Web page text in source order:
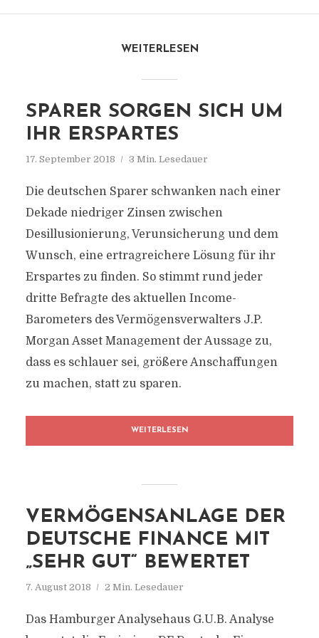
WEITERLESEN
SPARER SORGEN SICH UM
IHR ERSPARTES
17. September 2018 3 Min. Lesedauer
Die deutschen Sparer schwanken nach einer
Dekade niedriger Zinsen zwischen
Desillusionierung, Verunsicherung und dem
Wunsch, eine ertragreichere Lösung für ihr
Erspartes zu finden. So stimmt rund jeder
dritte Befragte des aktuellen Income-
Barometers des Vermögensverwalters J.P.
Morgan Asset Management der Aussage zu,
dass es schlauer sei, größere Anschaffungen
zu machen, statt zu sparen.
WEITERLESEN
VERMÖGENSANLAGE DER
DEUTSCHE FINANCE MIT
„SEHR GUT“ BEWERTET
7. August 2018 2 Min. Lesedauer
Das Hamburger Analysehaus G.U.B. Analyse